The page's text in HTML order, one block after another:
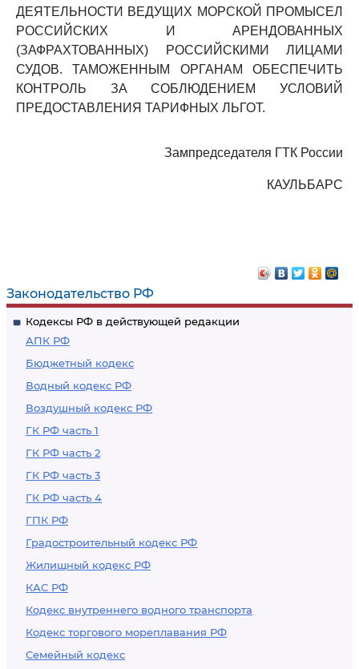
Законодательство РФ
Кодексы РФ в действующей редакции
АПК РФ
Бюджетный кодекс
Водный кодекс РФ
Воздушный кодекс РФ
ГК РФ часть 1
ГК РФ часть 2
ГК РФ часть 3
ГК РФ часть 4
ГПК РФ
Градостроительный кодекс РФ
Жилищный кодекс РФ
КАС РФ
Кодекс внутреннего водного транспорта
Кодекс торгового мореплавания РФ
Семейный кодекс
ДЕЯТЕЛЬНОСТИ ВЕДУЩИХ МОРСКОЙ ПРОМЫСЕЛ
РОССИЙСКИХ И АРЕНДОВАННЫХ
(ЗАФРАХТОВАННЫХ) РОССИЙСКИМИ ЛИЦАМИ
СУДОВ. ТАМОЖЕННЫМ ОРГАНАМ ОБЕСПЕЧИТЬ
КОНТРОЛЬ ЗА СОБЛЮДЕНИЕМ УСЛОВИЙ
ПРЕДОСТАВЛЕНИЯ ТАРИФНЫХ ЛЬГОТ.
Зампредседателя ГТК России
КАУЛЬБАРС